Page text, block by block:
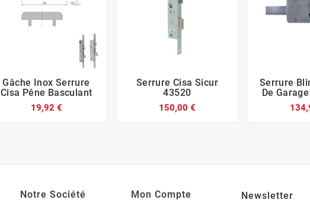
   
Gâche Inox Serrure
Cisa Pêne Basculant
19,92 €
 
Serrure Cisa Sicur
43520
150,00 €
 
Serrure
De
Notre Société Mon Compte Newsletter